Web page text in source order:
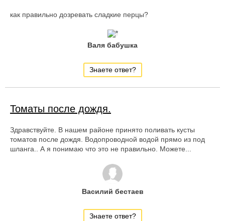
как правильно дозревать сладкие перцы?
Валя бабушка
Знаете ответ?
Томаты после дождя.
Здравствуйте. В нашем районе принято поливать кусты
томатов после дождя. Водопроводной водой прямо из под
шланга.. А я понимаю что это не правильно. Можете...
Василий бестаев
Знаете ответ?